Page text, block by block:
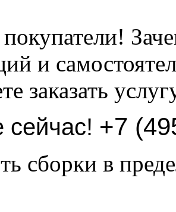
и
заказать
сейчас! +7
сборки в